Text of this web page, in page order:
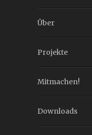
Über
Projekte
Mitmachen!
Downloads